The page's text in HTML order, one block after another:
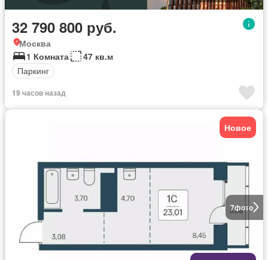
32 790 800 руб.
Москва
1 Комната
47 кв.м
Паркинг
19 часов назад
7фото
Новое